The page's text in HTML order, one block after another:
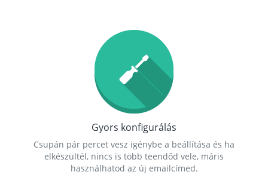
Gyors konfigurálás
Csupán pár percet vesz igénybe a beállítása és ha
elkészültél, nincs is több teendőd vele, máris
használhatod az új emailcímed.